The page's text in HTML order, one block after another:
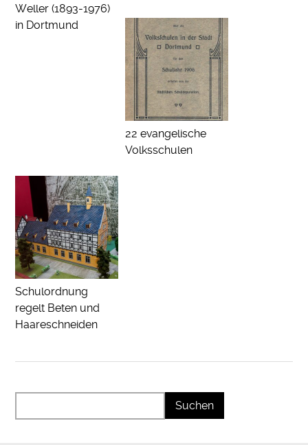
Weller (1893-1976)
in Dortmund
22 evangelische
Volksschulen
Schulordnung
regelt Beten und
Haareschneiden